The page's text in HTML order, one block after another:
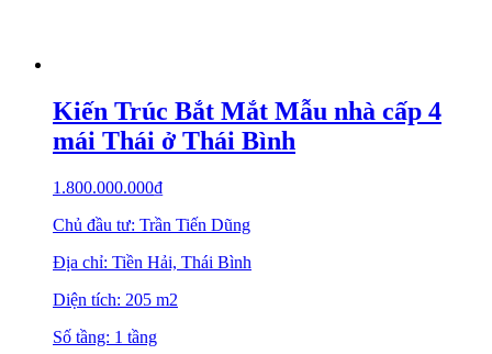
Kiến Trúc Bắt Mắt Mẫu nhà cấp 4
mái Thái ở Thái Bình
1.800.000.000₫
Chủ đầu tư: Trần Tiến Dũng
Địa chỉ: Tiền Hải, Thái Bình
Diện tích: 205 m2
Số tầng: 1 tầng